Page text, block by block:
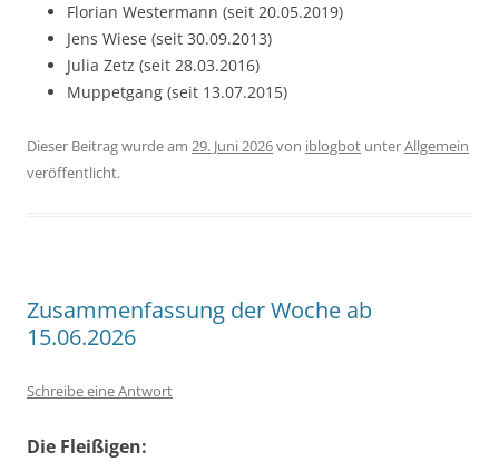
Florian Westermann (seit 20.05.2019)
Jens Wiese (seit 30.09.2013)
Julia Zetz (seit 28.03.2016)
Muppetgang (seit 13.07.2015)
Dieser Beitrag wurde am 29. Juni 2026von iblogbot unterAllgemein
veröffentlicht.
Zusammenfassung der Woche ab
15.06.2026
Schreibe eine Antwort
Die Fleißigen: